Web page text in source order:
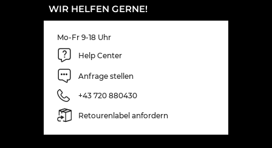
WIR HELFEN GERNE!
Mo-Fr 9-18 Uhr
Help Center
Anfrage stellen
+43 720 880430
Retourenlabel anfordern